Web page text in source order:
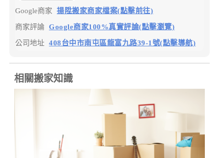
Google商家 揚陞搬家商家檔案(點擊前往)
商家評論 Google商家100%真實評論(點擊瀏覽)
公司地址 408台中市南屯區龍富九路39-1號(點擊導航)
相關搬家知識